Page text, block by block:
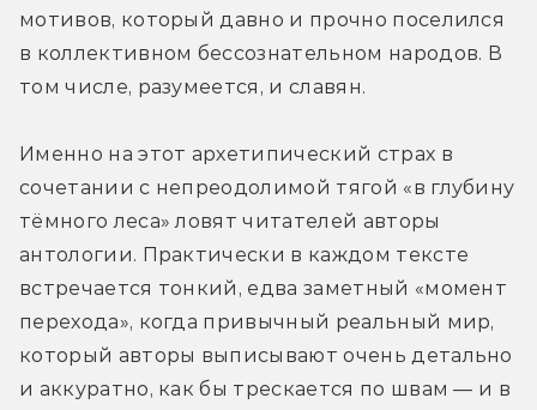
мотивов, который давно и прочно поселился
в коллективном бессознательном народов. В
том числе, разумеется, и славян.
Именно на этот архетипический страх в
сочетании с непреодолимой тягой «в глубину
тёмного леса» ловят читателей авторы
антологии. Практически в каждом тексте
встречается тонкий, едва заметный «момент
перехода», когда привычный реальный мир,
который авторы выписывают очень детально
и аккуратно, как бы трескается по швам — и в